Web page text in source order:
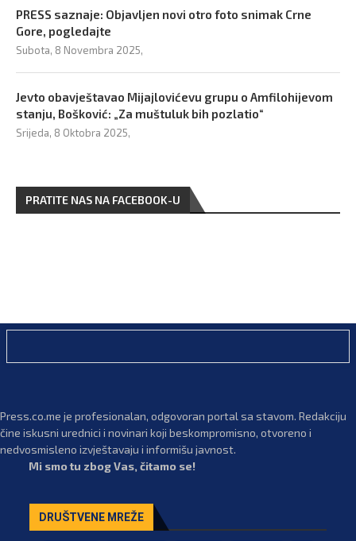
PRESS saznaje: Objavljen novi otro foto snimak Crne
Gore, pogledajte
Subota, 8 Novembra 2025,
Jevto obavještavao Mijajlovićevu grupu o Amfilohijevom
stanju, Bošković: „Za muštuluk bih pozlatio“
Srijeda, 8 Oktobra 2025,
PRATITE NAS NA FACEBOOK-U
Press.co.me je profesionalan, odgovoran portal sa stavom. Redakciju
čine iskusni urednici i novinari koji beskompromisno, otvoreno i
nedvosmisleno izvještavaju i informišu javnost.
Mi smo tu zbog Vas, čitamo se!
DRUŠTVENE MREŽE